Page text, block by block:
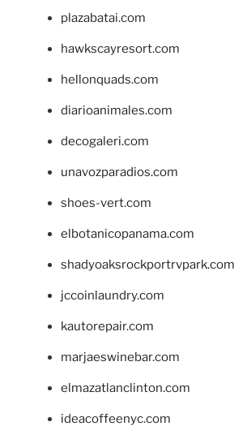
plazabatai.com
hawkscayresort.com
hellonquads.com
diarioanimales.com
decogaleri.com
unavozparadios.com
shoes-vert.com
elbotanicopanama.com
shadyoaksrockportrvpark.com
jccoinlaundry.com
kautorepair.com
marjaeswinebar.com
elmazatlanclinton.com
ideacoffeenyc.com